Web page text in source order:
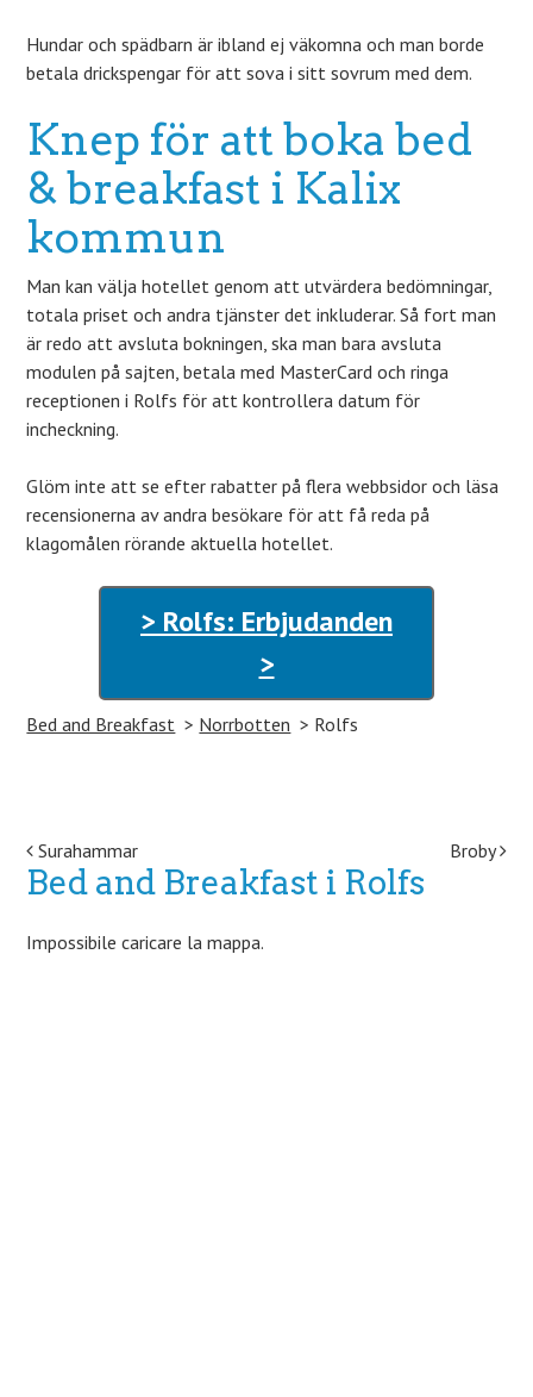
Hundar och spädbarn är ibland ej väkomna och man borde
betala drickspengar för att sova i sitt sovrum med dem.
Knep för att boka bed
& breakfast i Kalix
kommun
Man kan välja hotellet genom att utvärdera bedömningar,
totala priset och andra tjänster det inkluderar. Så fort man
är redo att avsluta bokningen, ska man bara avsluta
modulen på sajten, betala med MasterCard och ringa
receptionen i Rolfs för att kontrollera datum för
incheckning.
Glöm inte att se efter rabatter på flera webbsidor och läsa
recensionerna av andra besökare för att få reda på
klagomålen rörande aktuella hotellet.
> Rolfs: Erbjudanden
>
Bed and Breakfast Norrbotten Rolfs
Post navigation
Surahammar Broby
Bed and Breakfast i Rolfs
Impossibile caricare la mappa.